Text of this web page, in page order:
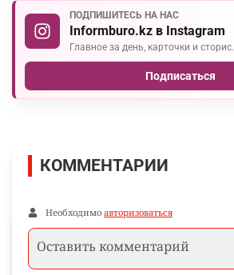
ПОДПИШИТЕСЬ НА НАС
Informburo.kz в Instagram
Главное за день, карточки и сторис.
Подписаться
КОММЕНТАРИИ
Необходимо авторизоваться